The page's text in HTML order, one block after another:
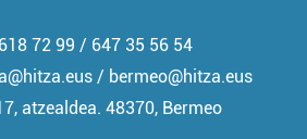
72 99 / 647 35 56 54
/ bermeo@hitza.eus
atzealdea. 48370, Bermeo